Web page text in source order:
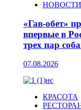
НОВОСТИ
«Гав-обет»
впервые в
трех пар
07.08.2026
КРАСОТА